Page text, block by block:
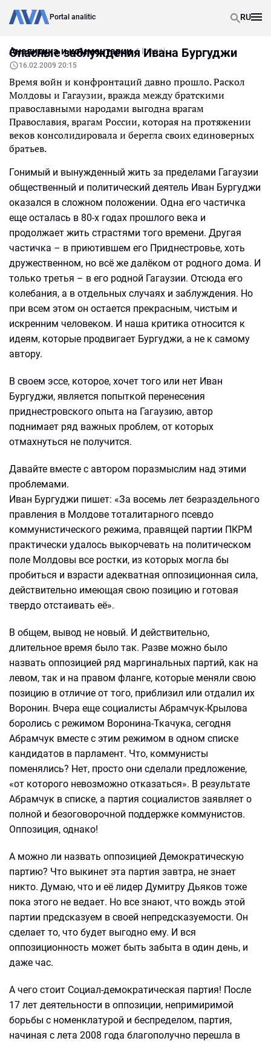
Portal analitic RU
Аналитика и комментарии Inapoi
Опасные заблуждения Ивана Бургуджи
16.02.2009 20:15
Время войн и конфронтаций давно прошло. Раскол
Молдовы и Гагаузии, вражда между братскими
православными народами выгодна врагам
Православия, врагам России, которая на протяжении
веков консолидировала и берегла своих единоверных
братьев.
Гонимый и вынужденный жить за пределами Гагаузии
общественный и политический деятель Иван Бургуджи
оказался в сложном положении. Одна его частичка
еще осталась в 80-х годах прошлого века и
продолжает жить страстями того времени. Другая
частичка – в приютившем его Приднестровье, хоть
дружественном, но всё же далёком от родного дома. И
только третья – в его родной Гагаузии. Отсюда его
колебания, а в отдельных случаях и заблуждения. Но
при всем этом он остается прекрасным, чистым и
искренним человеком. И наша критика относится к
идеям, которые продвигает Бургуджи, а не к самому
автору.
В своем эссе, которое, хочет того или нет Иван
Бургуджи, является попыткой перенесения
приднестровского опыта на Гагаузию, автор
поднимает ряд важных проблем, от которых
отмахнуться не получится.
Давайте вместе с автором поразмыслим над этими
проблемами.
Иван Бургуджи пишет: «За восемь лет безраздельного
правления в Молдове тоталитарного псевдо
коммунистического режима, правящей партии ПКРМ
практически удалось выкорчевать на политическом
поле Молдовы все ростки, из которых могла бы
пробиться и взрасти адекватная оппозиционная сила,
действительно имеющая свою позицию и готовая
твердо отстаивать её».
В общем, вывод не новый. И действительно,
длительное время было так. Разве можно было
назвать оппозицией ряд маргинальных партий, как на
левом, так и на правом фланге, которые меняли свою
позицию в отличие от того, приблизил или отдалил их
Воронин. Вчера еще социалисты Абрамчук-Крылова
боролись с режимом Воронина-Ткачука, сегодня
Абрамчук вместе с этим режимом в одном списке
кандидатов в парламент. Что, коммунисты
поменялись? Нет, просто они сделали предложение,
«от которого невозможно отказаться». В результате
Абрамчук в списке, а партия социалистов заявляет о
полной и безоговорочной поддержке коммунистов.
Оппозиция, однако!
А можно ли назвать оппозицией Демократическую
партию? Что выкинет эта партия завтра, не знает
никто. Думаю, что и её лидер Думитру Дьяков тоже
пока этого не ведает. Но все знают, что вождь этой
партии предсказуем в своей непредсказуемости. Он
сделает то, что будет выгодно ему. И вся
оппозиционность может быть забыта в один день, и
даже час.
А чего стоит Социал-демократическая партия! После
17 лет деятельности в оппозиции, непримиримой
борьбы с номенклатурой и беспределом, партия,
начиная с лета 2008 года благополучно перешла в